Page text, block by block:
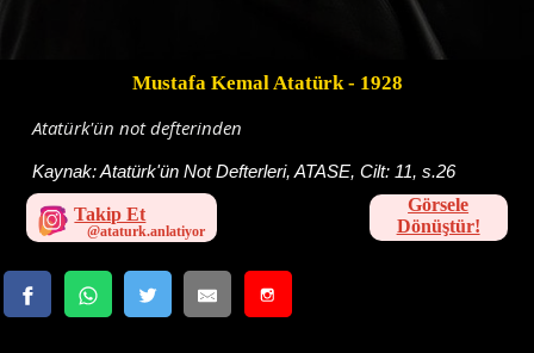
Mustafa Kemal Atatürk- 1928
Atatürk'ün not defterinden
Kaynak:Atatürk'ün Not Defterleri, ATASE, Cilt: 11, s.26
Takip Et
Görsele
Dönüştür!